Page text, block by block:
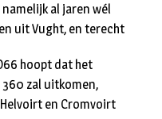
al jaren wél
uit Vught, en terecht
hoopt dat het
zal uitkomen,
en Cromvoirt